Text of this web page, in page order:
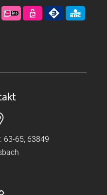
63-65, 63849